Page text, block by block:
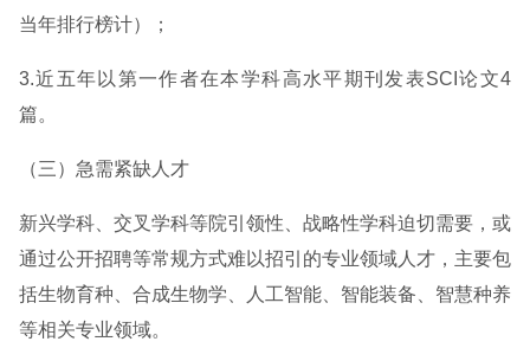
当年排行榜计）；
3.近五年以第一作者在本学科高水平期刊发表SCI论文4
篇。
（三）急需紧缺人才
新兴学科、交叉学科等院引领性、战略性学科迫切需要，或
通过公开招聘等常规方式难以招引的专业领域人才，主要包
括生物育种、合成生物学、人工智能、智能装备、智慧种养
等相关专业领域。